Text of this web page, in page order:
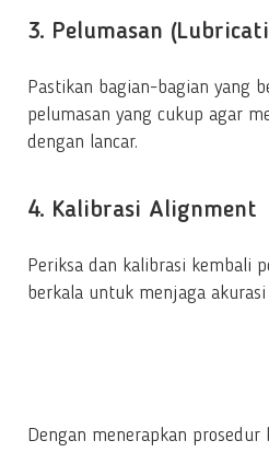
3. Pelumasan
Pastikan bagian-bagian yang
pelumasan yang cukup agar
dengan lancar.
4. Kalibrasi Alignment
Periksa dan kalibrasi kembali
berkala untuk menjaga
Dengan menerapkan prosedur